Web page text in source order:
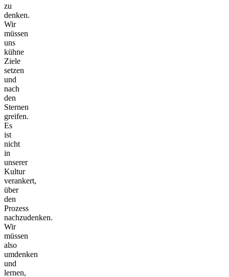
zu
denken.
Wir
müssen
uns
kühne
Ziele
setzen
und
nach
den
Sternen
greifen.
Es
ist
nicht
in
unserer
Kultur
verankert,
über
den
Prozess
nachzudenken.
Wir
müssen
also
umdenken
und
lernen,